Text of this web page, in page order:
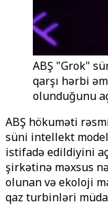
ABŞ "Grok"
qarşı hərbi
olunduğunu
ABŞ hökuməti
süni intellekt
istifadə edildiyini
şirkətinə məxsus
olunan və ekoloji
qaz turbinləri